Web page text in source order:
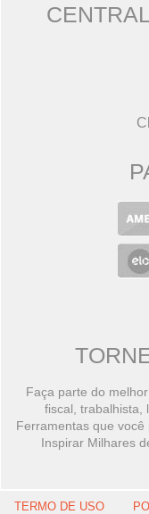
Faça parte do
fiscal, trabalhista,
Ferramentas que
Inspirar Milhares
TERMO DE USO